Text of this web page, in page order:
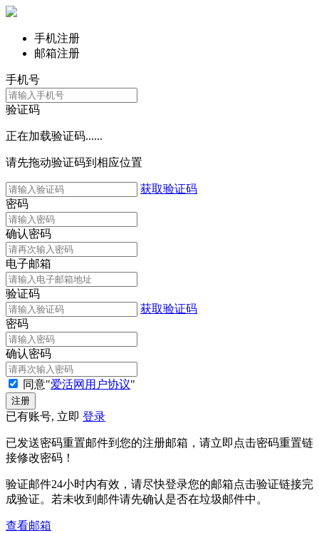
手机注册
邮箱注册
手机号
验证码
正在加载验证码......
请先拖动验证码到相应位置
获取验证码
密码
确认密码
电子邮箱
验证码
获取验证码
密码
确认密码
同意"爱活网用户协议"
已有账号, 立即 登录
已发送密码重置邮件到您的注册邮箱，请立即点击密码重置链
接修改密码！
验证邮件24小时内有效，请尽快登录您的邮箱点击验证链接完
成验证。若未收到邮件请先确认是否在垃圾邮件中。
查看邮箱